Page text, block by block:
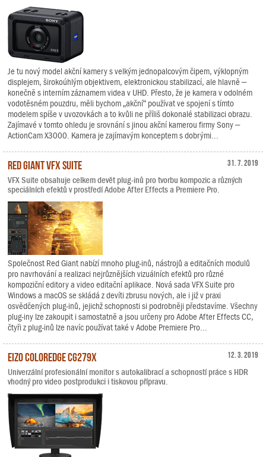
Je tu nový model akční kamery s velkým jednopalcovým čipem, výklopným
displejem, širokoúhlým objektivem, elektronickou stabilizací, ale hlavně –
konečně s interním záznamem videa v UHD. Přesto, že je kamera v odolném
vodotěsném pouzdru, měli bychom „akční“ používat ve spojení s tímto
modelem spíše v uvozovkách a to kvůli ne příliš dokonalé stabilizaci obrazu.
Zajímavé v tomto ohledu je srovnání s jinou akční kamerou firmy Sony –
ActionCam X3000. Kamera je zajímavým konceptem s dobrými...
31. 7. 2019
Red Giant VFX Suite
VFX Suite obsahuje celkem devět plug-inů pro tvorbu kompozic a různých
speciálních efektů v prostředí Adobe After Effects a Premiere Pro.
Společnost Red Giant nabízí mnoho plug-inů, nástrojů a editačních modulů
pro navrhování a realizaci nejrůznějších vizuálních efektů pro různé
kompoziční editory a video editační aplikace. Nová sada VFX Suite pro
Windows a macOS se skládá z devíti zbrusu nových, ale i již v praxi
osvědčených plug-inů, jejichž schopnosti si podrobněji představíme. Všechny
plug-iny lze zakoupit i samostatně a jsou určeny pro Adobe After Effects CC,
čtyři z plug-inů lze navíc používat také v Adobe Premiere Pro...
12. 3. 2019
EIZO ColorEdge CG279X
Univerzální profesionální monitor s autokalibrací a schopností práce s HDR
vhodný pro video postprodukci i tiskovou přípravu.